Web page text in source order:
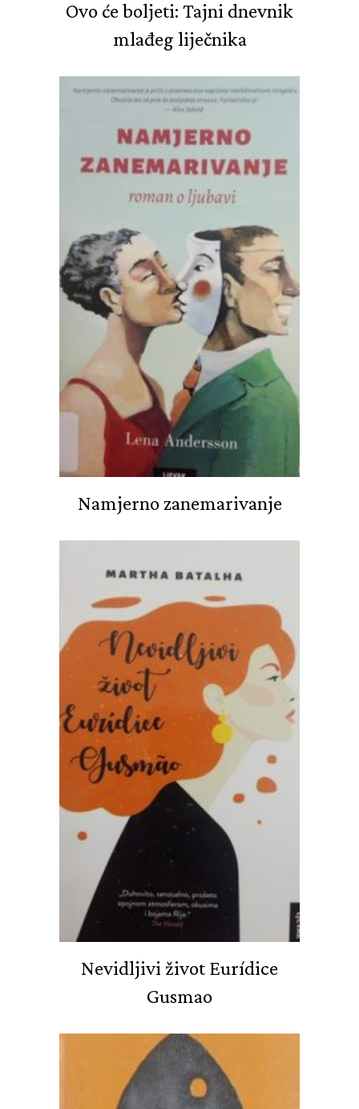
Ovo će boljeti: Tajni dnevnik
mlađeg liječnika
Namjerno zanemarivanje
Nevidljivi život Eurídice
Gusmao